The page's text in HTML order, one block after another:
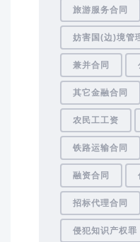
旅游服务合同
妨害国(边)境管
兼并合同
其它金融合同
农民工工资
铁路运输合同
融资合同
招标代理合同
侵犯知识产权罪